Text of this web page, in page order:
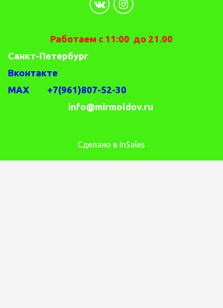
Работаем с 11:00 до 21.00
Санкт-Петербург
Вконтакте
MAX +7(961)807-52-30
info@mirmoldov.ru
Сделано в InSales